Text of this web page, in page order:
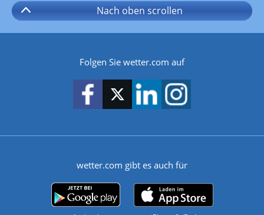
Nach oben scrollen
Folgen Sie wetter.com auf
wetter.com gibt es auch für